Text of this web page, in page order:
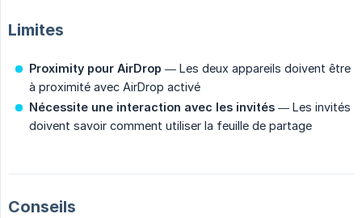
Limites
Proximity pour AirDrop — Les deux appareils doivent être
à proximité avec AirDrop activé
Nécessite une interaction avec les invités — Les invités
doivent savoir comment utiliser la feuille de partage
Conseils